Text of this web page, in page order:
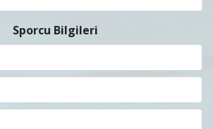
Sporcu Bilgileri